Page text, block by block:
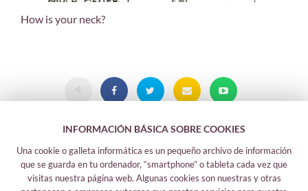
How is your neck?
INFORMACIÓN BÁSICA SOBRE COOKIES
Una cookie o galleta informática es un pequeño archivo de información
que se guarda en tu ordenador, “smartphone” o tableta cada vez que
visitas nuestra página web. Algunas cookies son nuestras y otras